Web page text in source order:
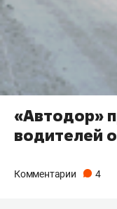
«Автодор»
водителей
Комментарии 4